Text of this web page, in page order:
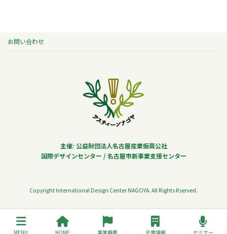
お問い合わせ
主催: 公益財団法人名古屋産業振興公社
国際デザインセンター / 名古屋市新事業支援センター
Copyright International Design Center NAGOYA. All Rights Rserved.
MENU HOME 事業概要 企業情報 セミナー